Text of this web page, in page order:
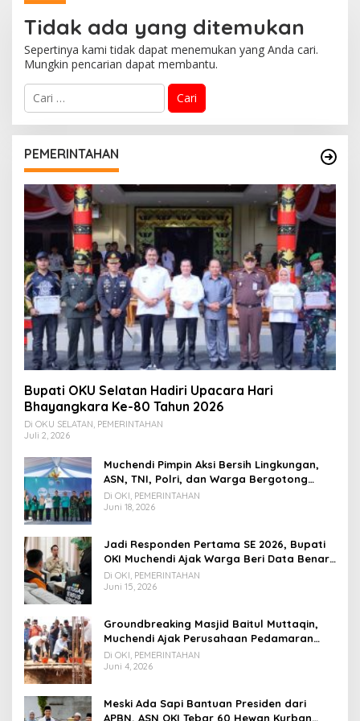
Bersama BNPB
Tidak ada yang ditemukan
Sepertinya kami tidak dapat menemukan yang Anda cari.
Mungkin pencarian dapat membantu.
C
i
u
n
u
k
:
PEMERINTAHAN
Bupati OKU Selatan Hadiri Upacara Hari
Bhayangkara Ke-80 Tahun 2026
Di OKU SELATAN, PEMERINTAHAN
Juli 2, 2026
Muchendi Pimpin Aksi Bersih Lingkungan,
ASN, TNI, Polri, dan Warga Bergotong
Royong
Di OKI, PEMERINTAHAN
Juni 18, 2026
Jadi Responden Pertama SE 2026, Bupati
OKI Muchendi Ajak Warga Beri Data Benar
ke Petugas BPS
Di OKI, PEMERINTAHAN
Juni 15, 2026
Groundbreaking Masjid Baitul Muttaqin,
Muchendi Ajak Perusahaan Pedamaran
Timur Turut Bantu
Di OKI, PEMERINTAHAN
Juni 4, 2026
Meski Ada Sapi Bantuan Presiden dari
APBN, ASN OKI Tebar 60 Hewan Kurban